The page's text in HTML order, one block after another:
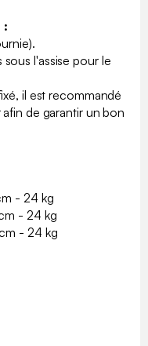
:
l'assise pour le
il est recommandé
de garantir un bon
- 24 kg
- 24 kg
- 24 kg